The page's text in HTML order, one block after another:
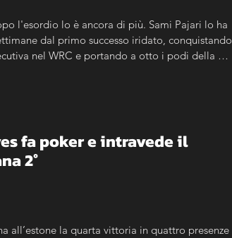
l'esordio lo è ancora di più. Sami Pajari lo ha
dal primo successo iridato, conquistando
nel WRC e portando a otto i podi della
fa poker e intravede il
2°
all’estone la quarta vittoria in quattro presenze